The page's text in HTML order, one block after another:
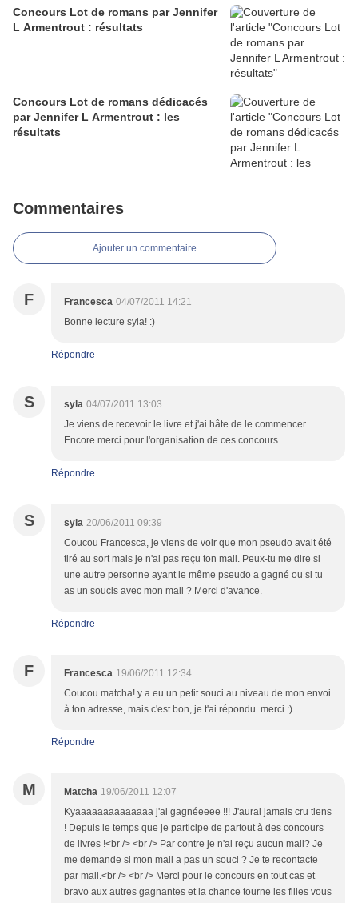
Concours Lot de romans par Jennifer
L Armentrout : résultats
Concours Lot de romans dédicacés
par Jennifer L Armentrout : les
résultats
Commentaires
Ajouter un commentaire
F Francesca 04/07/2011 14:21
Bonne lecture syla! :)
Répondre
S syla 04/07/2011 13:03
Je viens de recevoir le livre et j'ai hâte de le commencer.
Encore merci pour l'organisation de ces concours.
Répondre
S syla 20/06/2011 09:39
Coucou Francesca, je viens de voir que mon pseudo avait été
tiré au sort mais je n'ai pas reçu ton mail. Peux-tu me dire si
une autre personne ayant le même pseudo a gagné ou si tu
as un soucis avec mon mail ? Merci d'avance.
Répondre
F Francesca 19/06/2011 12:34
Coucou matcha! y a eu un petit souci au niveau de mon envoi
à ton adresse, mais c'est bon, je t'ai répondu. merci :)
Répondre
M Matcha 19/06/2011 12:07
Kyaaaaaaaaaaaaaa j'ai gagnéeeee !!! J'aurai jamais cru tiens
! Depuis le temps que je participe de partout à des concours
de livres !<br /> <br /> Par contre je n'ai reçu aucun mail? Je
me demande si mon mail a pas un souci ? Je te recontacte
par mail.<br /> <br /> Merci pour le concours en tout cas et
bravo aux autres gagnantes et la chance tourne les filles vous